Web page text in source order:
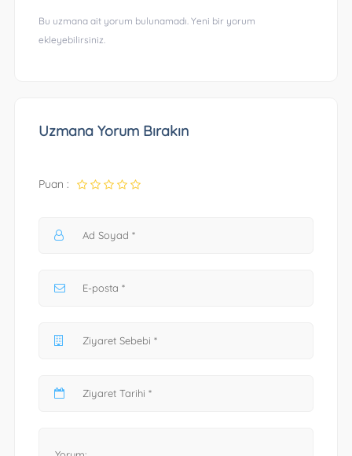
Bu uzmana ait yorum bulunamadı. Yeni bir yorum
ekleyebilirsiniz.
Uzmana Yorum Bırakın
Puan :